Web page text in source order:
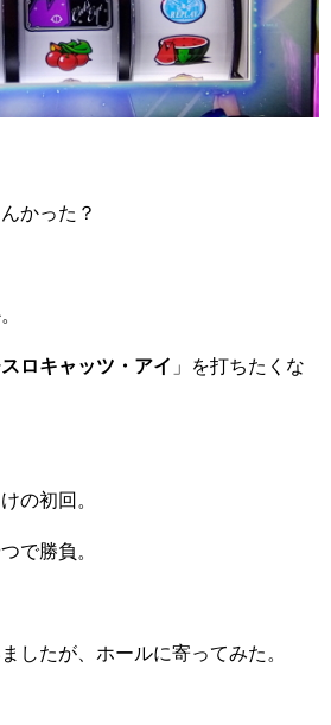
かった？
ロキャッツ・アイ 」を打ちたくな
の初回。
で勝負。
したが、ホールに寄ってみた。